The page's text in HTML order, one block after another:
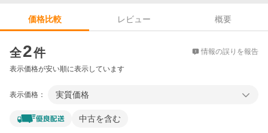
価格比較 レビュー
概要
全2件 情報の誤りを報告
表示価格が安い順に表示しています
表示価格： 実質価格
中古を含む